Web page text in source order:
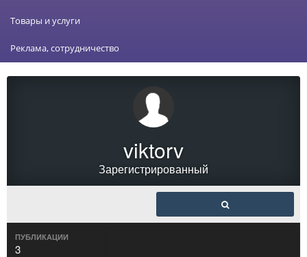
Товары и услуги
Реклама, сотрудничество
viktorv
Зарегистрированный
ПУБЛИКАЦИИ
3